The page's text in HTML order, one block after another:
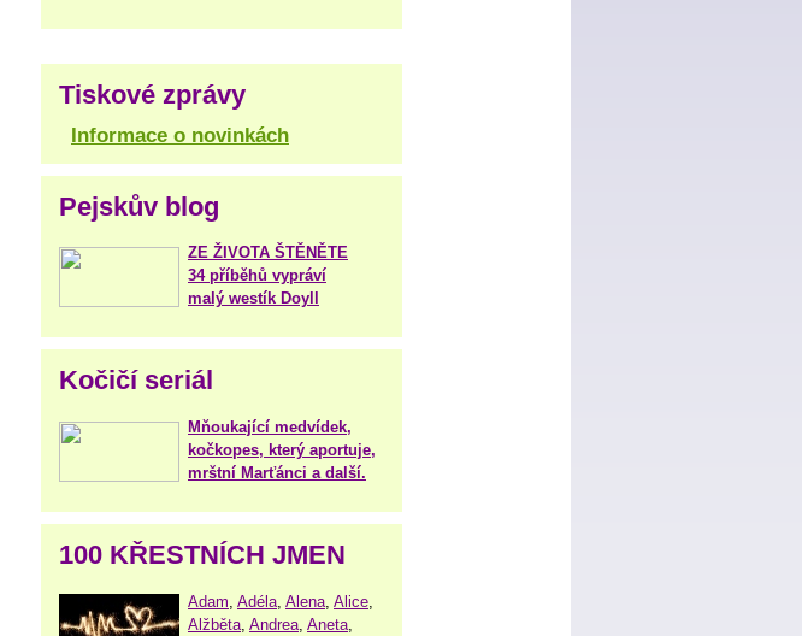
Tiskové zprávy
Informace o novinkách
Pejskův blog
ZE ŽIVOTA ŠTĚNĚTE
34 příběhů vypráví
malý westík Doyll
Kočičí seriál
Mňoukající medvídek,
kočkopes, který aportuje,
mrštní Marťánci a další.
100 KŘESTNÍCH JMEN
Adam Adéla Alena Alice
Alžběta Andrea Aneta